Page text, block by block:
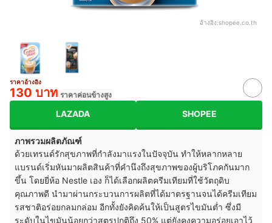
อ้างอิง:shopee.co.th
ราคาอ้างอิง
130 บาท ราคาค่อนข้างสูง
LAZADA SHOPEE
ภาพรวมผลิตภัณฑ์
ด้วยเทรนด์รักสุขภาพที่กำลังมาแรงในปัจจุบัน ทำให้หลากหลาย
แบรนด์เริ่มหันมาผลิตสินค้าที่คำนึงถึงสุขภาพของผู้บริโภคกันมาก
ขึ้น โดยยี่ห้อ Nestle เอง ก็ได้เลือกผลิตครีมเทียมที่ใช้วัตถุดิบ
คุณภาพดี นำมาผ่านกระบวนการผลิตที่ได้มาตรฐานจนได้ครีมเทียม
รสชาติอร่อยกลมกล่อม อีกทั้งยังคิดค้นให้เป็นสูตรไขมันต่ำ ซึ่งมี
ระดับในไขมันน้อยกว่าสูตรปกติถึง 50% แต่ยังคงความอร่อยเอาไว้